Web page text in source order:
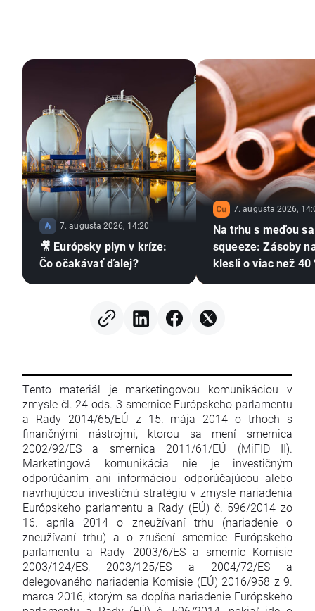
7. augusta 2026, 14:20
🎥 Európsky plyn v kríze:
Čo očakávať ďalej?
7. augusta 2026,
Na trhu s meďou
squeeze: Zásoby
klesli o viac než 40
Tento materiál je marketingovou komunikáciou v
zmysle čl. 24 ods. 3 smernice Európskeho parlamentu
a Rady 2014/65/EÚ z 15. mája 2014 o trhoch s
finančnými nástrojmi, ktorou sa mení smernica
2002/92/ES a smernica 2011/61/EÚ (MiFID II).
Marketingová komunikácia nie je investičným
odporúčaním ani informáciou odporúčajúcou alebo
navrhujúcou investičnú stratégiu v zmysle nariadenia
Európskeho parlamentu a Rady (EÚ) č. 596/2014 zo
16. apríla 2014 o zneužívaní trhu (nariadenie o
zneužívaní trhu) a o zrušení smernice Európskeho
parlamentu a Rady 2003/6/ES a smerníc Komisie
2003/124/ES, 2003/125/ES a 2004/72/ES a
delegovaného nariadenia Komisie (EÚ) 2016/958 z 9.
marca 2016, ktorým sa dopĺňa nariadenie Európskeho